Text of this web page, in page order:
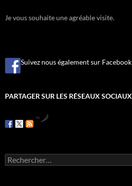
Je vous souhaite une agréable visite.
Suivez nous également sur Facebook
PARTAGER SUR LES RÉSEAUX SOCIAUX
by
R
e